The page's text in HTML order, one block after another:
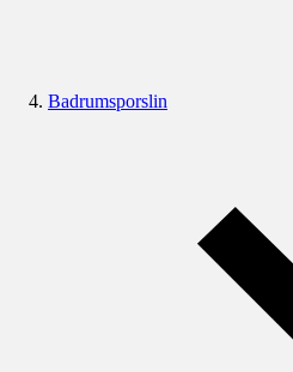
Badrumsporslin